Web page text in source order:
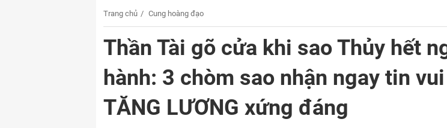
Trang chủ Cung hoàng đạo
Thần Tài gõ cửa khi sao Thủy hết
hành: 3 chòm sao nhận ngay tin vui
TĂNG LƯƠNG xứng đáng